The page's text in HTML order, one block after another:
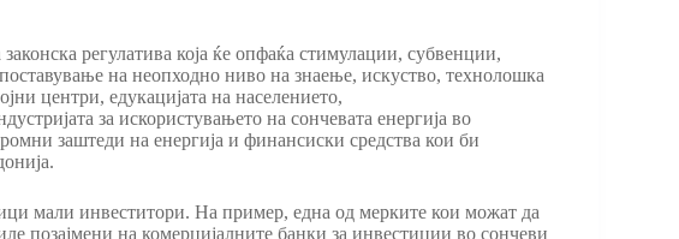
регулатива која ќе опфаќа стимулации, субвенции,
на неопходно ниво на знаење, искуство, технолошка
центри, едукацијата на населението,
за искористувањето на сончевата енергија во
заштеди на енергија и финансиски средства кои би
мали инвеститори. На пример, една од мерките кои можат да
позајмени на комерцијалните банки за инвестиции во сончеви